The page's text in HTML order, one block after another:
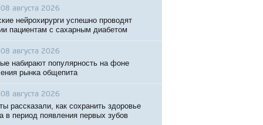
08 августа 2026
нейрохирурги успешно проводят
пациентам с сахарным диабетом
08 августа 2026
набирают популярность на фоне
рынка общепита
08 августа 2026
рассказали, как сохранить здоровье
в период появления первых зубов